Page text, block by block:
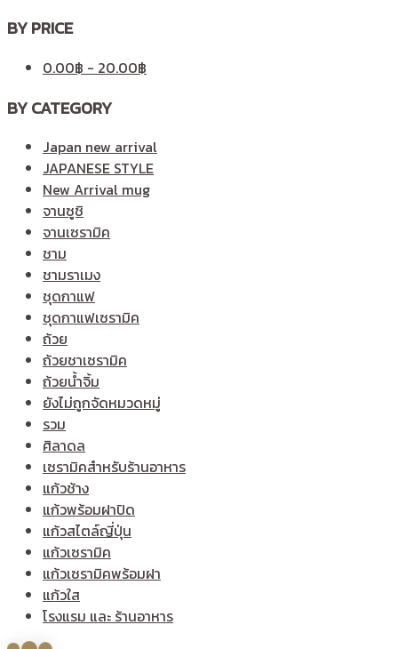
BY PRICE
0.00฿ - 20.00฿
BY CATEGORY
Japan new arrival
JAPANESE STYLE
New Arrival mug
จานซูชิ
จานเซรามิค
ชาม
ชามราเมง
ชุดกาแฟ
ชุดกาแฟเซรามิค
ถ้วย
ถ้วยชาเซรามิค
ถ้วยน้ำจิ้ม
ยังไม่ถูกจัดหมวดหมู่
รวม
ศิลาดล
เซรามิคสำหรับร้านอาหาร
แก้วช้าง
แก้วพร้อมฝาปิด
แก้วสไตล์ญี่ปุ่น
แก้วเซรามิค
แก้วเซรามิคพร้อมฝา
แก้วใส
โรงแรม และ ร้านอาหาร